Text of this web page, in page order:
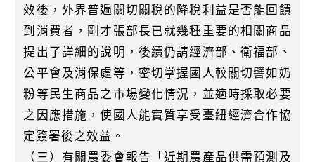
效後，外界普遍關切關稅的降稅利益是否能回饋
到消費者，剛才張部長已就幾種重要的相關商品
提出了詳細的說明，後續仍請經濟部、衛福部、
公平會及消保處等，密切掌握國人較關切譬如奶
粉等民生商品之市場變化情況，並適時採取必要
之因應措施，使國人能實質享受臺紐經濟合作協
定簽署後之效益。
（三）有關農委會報告「近期農產品供需預測及